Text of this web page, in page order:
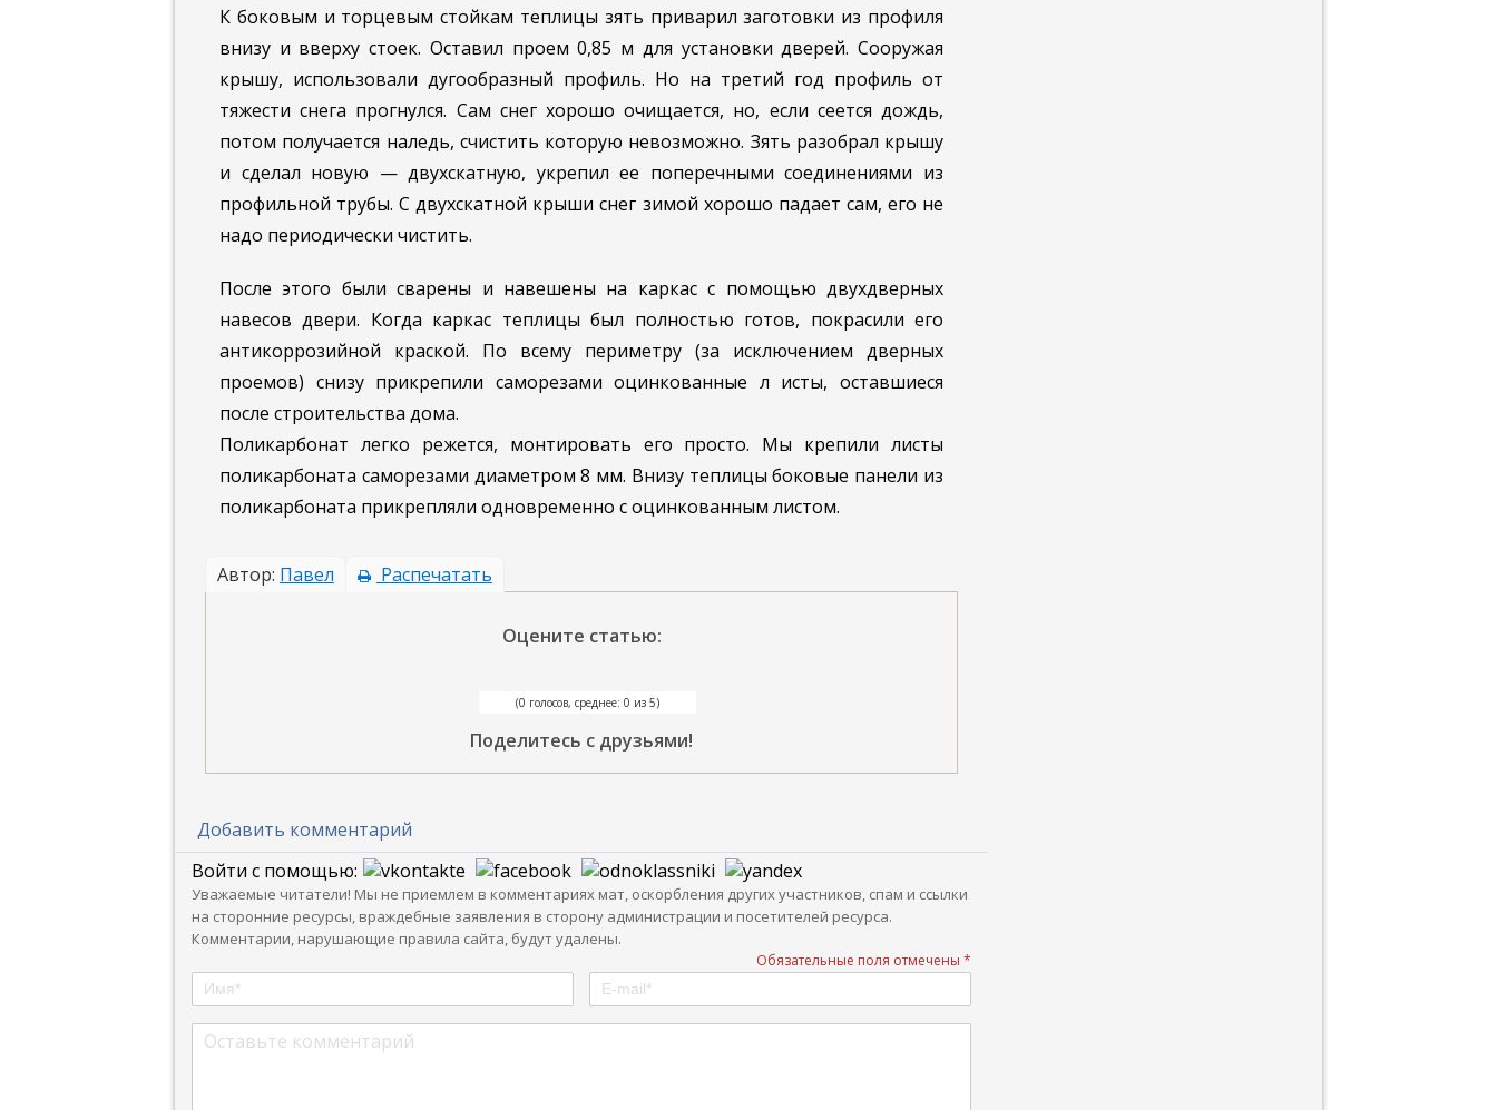
К боковым и торцевым стойкам теплицы зять при­варил заготовки из про­филя
внизу и вверху стоек. Оставил проем 0,85 м для установки дверей. Сооружая
крышу, ис­пользовали дугообразный профиль. Но на третий год профиль от
тяжести снега прогнулся. Сам снег хорошо очищается, но, если сеется дождь,
потом получается на­ледь, счистить которую не­возможно. Зять разобрал крышу
и сделал новую — двухскатную, укрепил ее по­перечными соединениями из
профильной трубы. С двух­скатной крыши снег зимой хорошо падает сам, его не
надо периодически чистить.
После этого были сваре­ны и навешены на каркас с помощью двухдверных
навесов двери. Когда каркас теплицы был полностью го­тов, покрасили его
антикор­розийной краской. По всему периметру (за исключением дверных
проемов) снизу при­крепили саморезами оцин­кованные л исты, оставшиеся
после строительства дома.
Поликарбонат легко ре­жется, монтировать его просто. Мы крепили листы
поликарбоната саморезами диаметром 8 мм. Внизу те­плицы боковые панели из
поликарбоната прикрепляли одновременно с оцинкованным листом.
Автор: Павел Распечатать
Оцените статью:
(0 голосов, среднее: 0 из 5)
Поделитесь с друзьями!
Добавить комментарий
Войти с помощью:
Уважаемые читатели! Мы не приемлем в комментариях мат, оскорбления других участников, спам и ссылки
на сторонние ресурсы, враждебные заявления в сторону администрации и посетителей ресурса.
Комментарии, нарушающие правила сайта, будут удалены.
Обязательные поля отмечены *